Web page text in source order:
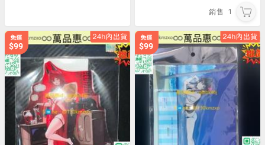
銷售 1